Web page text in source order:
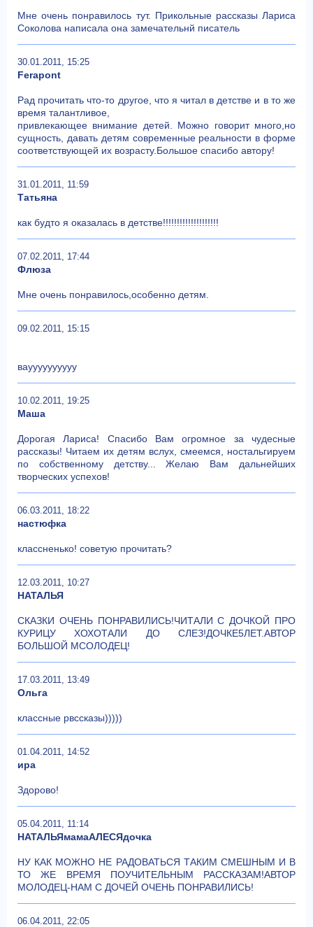
Мне очень понравилось тут. Прикольные рассказы Лариса
Соколова написала она замечательнй писатель
30.01.2011, 15:25
Ferapont
Рад прочитать что-то другое, что я читал в детстве и в то же
время талантливое,
привлекающее внимание детей. Можно говорит много,но
сущность, давать детям современные реальности в форме
соответствующей их возрасту.Большое спасибо автору!
31.01.2011, 11:59
Татьяна
как будто я оказалась в детстве!!!!!!!!!!!!!!!!!!!!
07.02.2011, 17:44
Флюза
Мне очень понравилось,особенно детям.
09.02.2011, 15:15
вауууууууууу
10.02.2011, 19:25
Маша
Дорогая Лариса! Спасибо Вам огромное за чудесные
рассказы! Читаем их детям вслух, смеемся, ностальгируем
по собственному детству... Желаю Вам дальнейших
творческих успехов!
06.03.2011, 18:22
настюфка
классненько! советую прочитать?
12.03.2011, 10:27
НАТАЛЬЯ
СКАЗКИ ОЧЕНЬ ПОНРАВИЛИСЬ!ЧИТАЛИ С ДОЧКОЙ ПРО
КУРИЦУ ХОХОТАЛИ ДО СЛЕЗ!ДОЧКЕ5ЛЕТ.АВТОР
БОЛЬШОЙ МСОЛОДЕЦ!
17.03.2011, 13:49
Ольга
классные рвссказы)))))
01.04.2011, 14:52
ира
Здорово!
05.04.2011, 11:14
НАТАЛЬЯмамаАЛЕСЯдочка
НУ КАК МОЖНО НЕ РАДОВАТЬСЯ ТАКИМ СМЕШНЫМ И В
ТО ЖЕ ВРЕМЯ ПОУЧИТЕЛЬНЫМ РАССКАЗАМ!АВТОР
МОЛОДЕЦ-НАМ С ДОЧЕЙ ОЧЕНЬ ПОНРАВИЛИСЬ!
06.04.2011, 22:05